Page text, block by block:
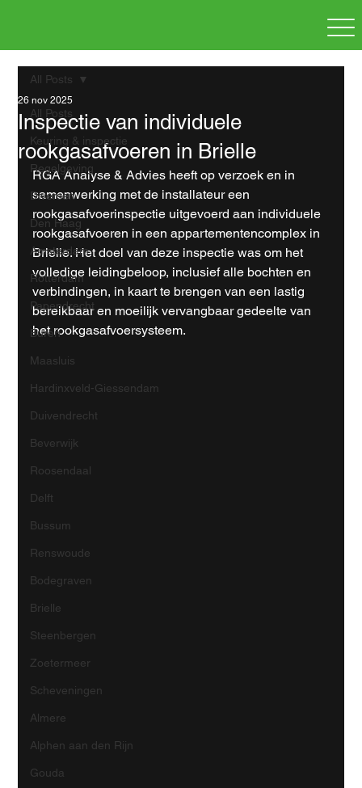
All Posts
Keuring & inspectie
Regelgeving
Diversen
Den Haag
Amsterdam
Rotterdam
Papendrecht
Buren
Maasluis
Hardinxveld-Giessendam
Duivendrecht
Beverwijk
Roosendaal
Delft
Bussum
Renswoude
Bodegraven
Brielle
Steenbergen
Zoetermeer
Scheveningen
Almere
Alphen aan den Rijn
Gouda
All Posts
Inspectie van individuele
rookgasafvoeren in Brielle
26 nov 2025
RGA Analyse & Advies heeft op verzoek en in
samenwerking met de installateur een
rookgasafvoerinspectie uitgevoerd aan individuele
rookgasafvoeren in een appartementencomplex in
Brielle. Het doel van deze inspectie was om het
volledige leidingbeloop, inclusief alle bochten en
verbindingen, in kaart te brengen van een lastig
bereikbaar en moeilijk vervangbaar gedeelte van
het rookgasafvoersysteem.